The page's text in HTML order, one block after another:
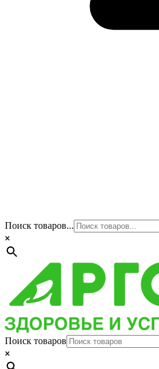
Поиск товаров...
×
Поиск товаров
×